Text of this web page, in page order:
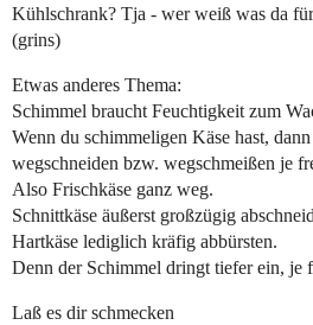
Kühlschrank? Tja - wer weiß was da
(grins)
Etwas anderes Thema:
Schimmel braucht Feuchtigkeit zum
Wenn du schimmeligen Käse hast,
wegschneiden bzw. wegschmeißen je
Also Frischkäse ganz weg.
Schnittkäse äußerst großzügig
Hartkäse lediglich kräfig abbürsten.
Denn der Schimmel dringt tiefer ein, je
Laß es dir schmecken